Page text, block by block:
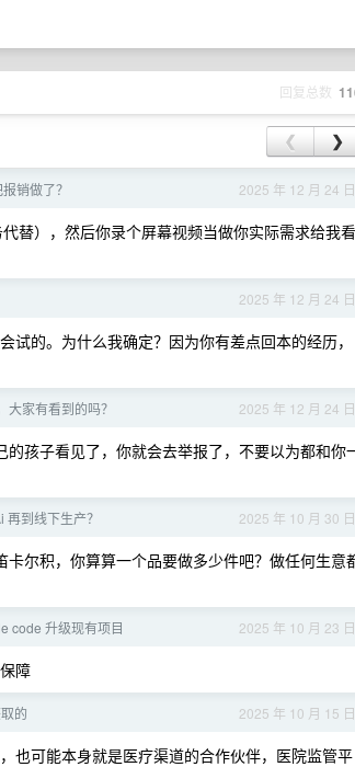
回复总数
❮ ❯
2025 年 12 月 24 日
销做了？
替），然后你录个屏幕视频当做你实际需求给我看
2025 年 12 月 24 日
的。为什么我确定？因为你有差点回本的经历，
2025 年 12 月 24 日
家有看到的吗？
孩子看见了，你就会去举报了，不要以为都和你
2025 年 10 月 30 日
到线下生产？
尔积，你算算一个品要做多少件吧？做任何生意
2025 年 10 月 23 日
code 升级现有项目
障
2025 年 10 月 15 日
的
也可能本身就是医疗渠道的合作伙伴，医院监管平